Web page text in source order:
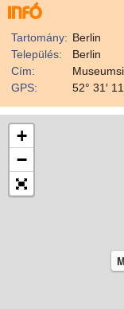
Tartomány: Berlin
Település:
Berlin
Cím:
GPS:
52° 31′
+
−